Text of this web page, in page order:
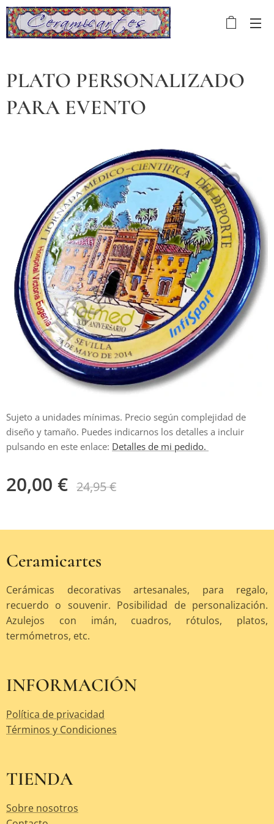
PLATO PERSONALIZADO
PARA EVENTO
Sujeto a unidades mínimas. Precio según complejidad de
diseño y tamaño. Puedes indicarnos los detalles a incluir
pulsando en este enlace: Detalles de mi pedido.
20,00 € 24,95€
Ceramicartes
Cerámicas decorativas artesanales, para regalo,
recuerdo o souvenir. Posibilidad de personalización.
Azulejos con imán, cuadros, rótulos, platos,
termómetros, etc.
INFORMACIÓN
Política de privacidad
Términos y Condiciones
TIENDA
Sobre nosotros